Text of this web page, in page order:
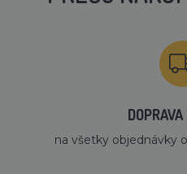
na všetky objednávky